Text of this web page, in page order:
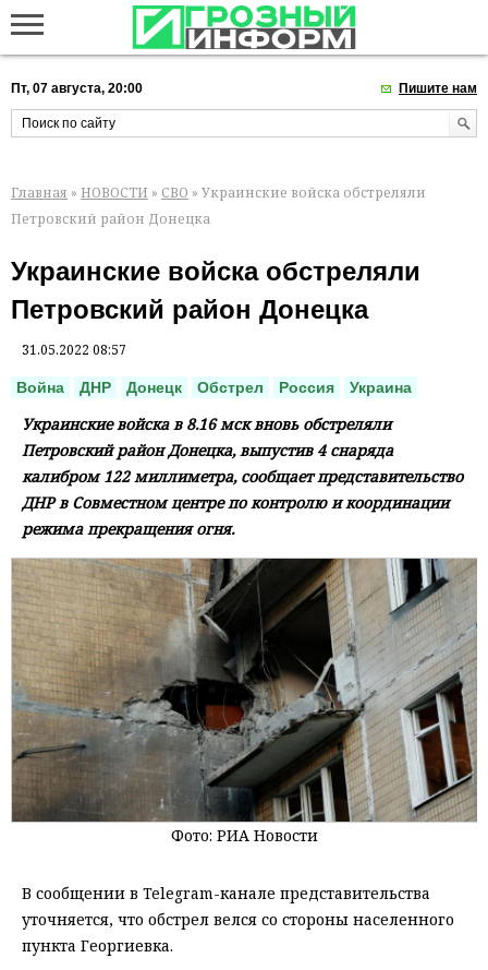
Пт, 07 августа, 20:00 Пишите нам
Главная » НОВОСТИ » СВО » Украинские войска обстреляли
Петровский район Донецка
Украинские войска обстреляли
Петровский район Донецка
31.05.2022 08:57
Война ДНР Донецк Обстрел Россия Украина
Украинские войска в 8.16 мск вновь обстреляли
Петровский район Донецка, выпустив 4 снаряда
калибром 122 миллиметра, сообщает представительство
ДНР в Совместном центре по контролю и координации
режима прекращения огня.
Фото: РИА Новости
В сообщении в Telegram-канале представительства
уточняется, что обстрел велся со стороны населенного
пункта Георгиевка.